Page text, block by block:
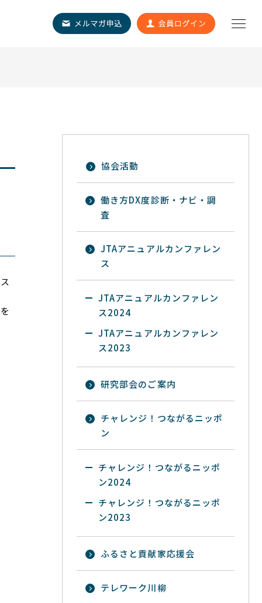
協会活動
働き方DX度診断・ナビ・調
査
JTAアニュアルカンファレン
ス
JTAアニュアルカンファレン
ス2024
JTAアニュアルカンファレン
ス2023
研究部会のご案内
チャレンジ！つながるニッポ
ン
チャレンジ！つながるニッポ
ン2024
チャレンジ！つながるニッポ
ン2023
ふるさと貢献家応援会
テレワーク川柳